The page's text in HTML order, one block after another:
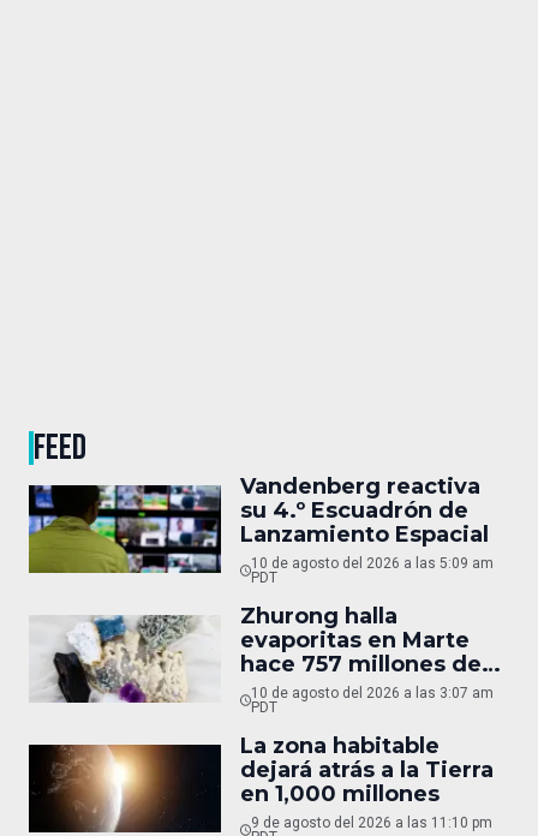
FEED
Vandenberg reactiva
su 4.º Escuadrón de
Lanzamiento Espacial
10 de agosto del 2026 a las 5:09 am
PDT
Zhurong halla
evaporitas en Marte
hace 757 millones de
años
10 de agosto del 2026 a las 3:07 am
PDT
La zona habitable
dejará atrás a la Tierra
en 1,000 millones
9 de agosto del 2026 a las 11:10 pm